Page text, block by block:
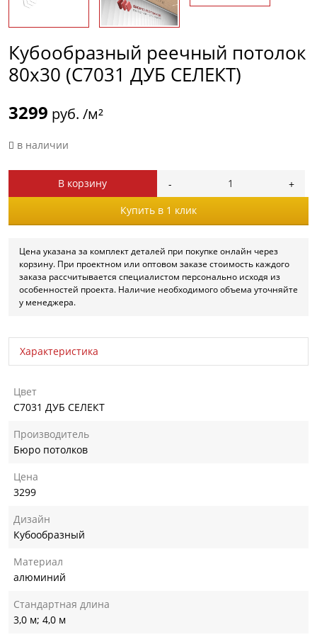
Кубообразный реечный потолок
80х30 (C7031 ДУБ СЕЛЕКТ)
3299 руб. /м²
в наличии
В корзину
Купить в 1 клик
Цена указана за комплект деталей при покупке онлайн через
корзину. При проектном или оптовом заказе стоимость каждого
заказа рассчитывается специалистом персонально исходя из
особенностей проекта. Наличие необходимого объема уточняйте
у менеджера.
Характеристика
Цвет
C7031 ДУБ СЕЛЕКТ
Производитель
Бюро потолков
Цена
3299
Дизайн
Кубообразный
Материал
алюминий
Стандартная длина
3,0 м; 4,0 м